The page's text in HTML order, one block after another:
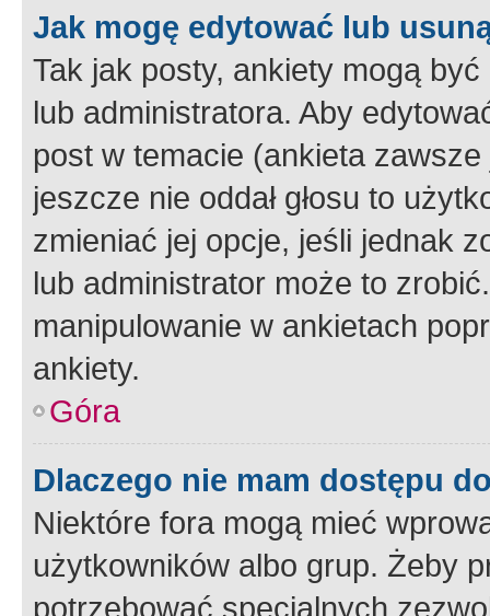
Jak mogę edytować lub
Tak jak posty, ankiety mogą
lub administratora. Aby
post w temacie (ankieta
jeszcze nie oddał głosu to
zmieniać jej opcje, jeśli jednak
lub administrator może to
manipulowanie w ankietach
ankiety.
Góra
Dlaczego nie mam dostępu
Niektóre fora mogą mieć
użytkowników albo grup. Żeby
potrzebować specjalnych